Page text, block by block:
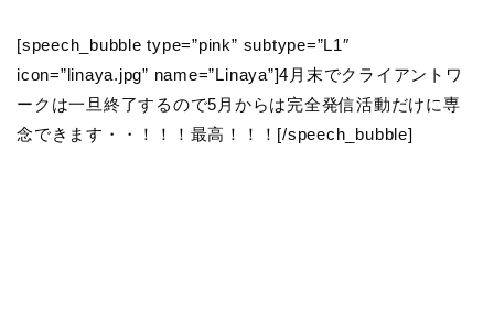
[speech_bubble type=”pink” subtype=”L1″
icon=”linaya.jpg” name=”Linaya”]4月末でクライアントワ
ークは一旦終了するので5月からは完全発信活動だけに専
念できます・・！！！最高！！！[/speech_bubble]